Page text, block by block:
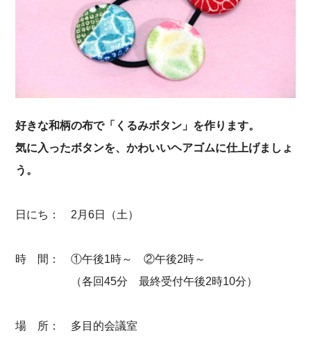
好きな和柄の布で「くるみボタン」を作ります。
気に入ったボタンを、かわいいヘアゴムに仕上げましょ
う。
日にち： 2月6日（土）
時 間： ①午後1時～ ②午後2時～
（各回45分 最終受付午後2時10分）
場 所： 多目的会議室